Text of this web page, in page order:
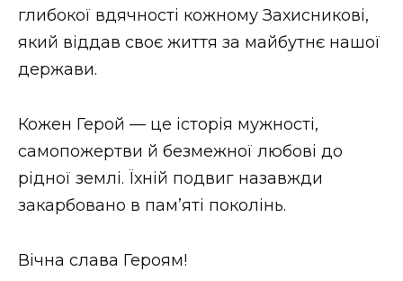
ФОТО
глибокої вдячності кожному Захисникові,
який віддав своє життя за майбутнє нашої
держави.
Кожен Герой — це історія мужності,
самопожертви й безмежної любові до
рідної землі. Їхній подвиг назавжди
закарбовано в пам’яті поколінь.
Вічна слава Героям!